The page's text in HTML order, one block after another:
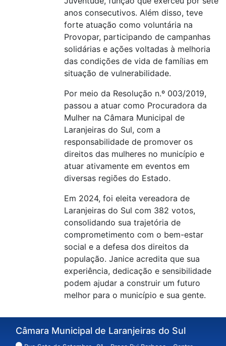
anos consecutivos. Além disso, teve
forte atuação como voluntária na
Provopar, participando de campanhas
solidárias e ações voltadas à melhoria
das condições de vida de famílias em
situação de vulnerabilidade.
Por meio da Resolução n.º 003/2019,
passou a atuar como Procuradora da
Mulher na Câmara Municipal de
Laranjeiras do Sul, com a
responsabilidade de promover os
direitos das mulheres no município e
atuar ativamente em eventos em
diversas regiões do Estado.
Em 2024, foi eleita vereadora de
Laranjeiras do Sul com 382 votos,
consolidando sua trajetória de
comprometimento com o bem-estar
social e a defesa dos direitos da
população. Janice acredita que sua
experiência, dedicação e sensibilidade
podem ajudar a construir um futuro
melhor para o município e sua gente.
Câmara Municipal de Laranjeiras do Sul